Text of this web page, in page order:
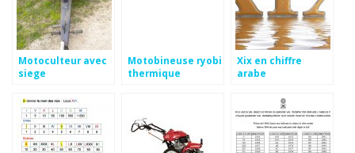
Motoculteur avec
siege
Motobineuse ryobi
thermique
Xix en chiffre
arabe